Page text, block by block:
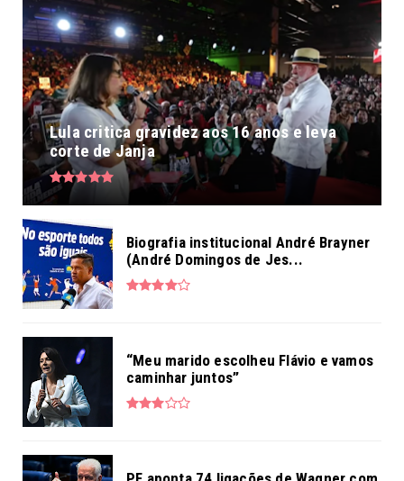
Lula critica gravidez aos 16 anos e leva
corte de Janja
Biografia institucional André Brayner
(André Domingos de Jes...
“Meu marido escolheu Flávio e vamos
caminhar juntos”